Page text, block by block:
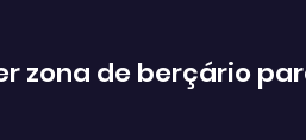
zona de berçário